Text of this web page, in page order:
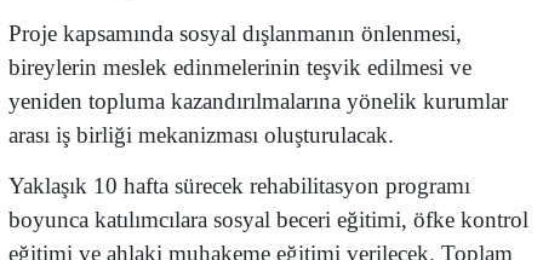
Proje kapsamında sosyal dışlanmanın önlenmesi,
bireylerin meslek edinmelerinin teşvik edilmesi ve
yeniden topluma kazandırılmalarına yönelik kurumlar
arası iş birliği mekanizması oluşturulacak.
Yaklaşık 10 hafta sürecek rehabilitasyon programı
boyunca katılımcılara sosyal beceri eğitimi, öfke kontrol
eğitimi ve ahlaki muhakeme eğitimi verilecek. Toplam